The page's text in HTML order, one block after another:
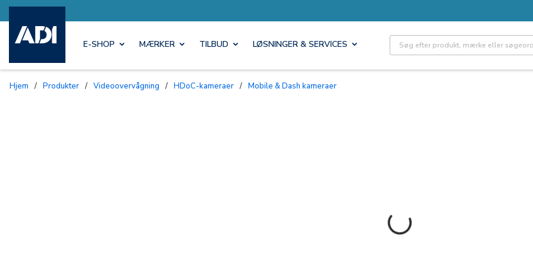
E-SHOP MÆRKER TILBUD LØSNINGER & SERVICES Site Search
Hjem / Produkter / Videoovervågning / HDoC-kameraer / Mobile & Dash kameraer